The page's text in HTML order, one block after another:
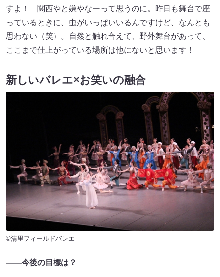
すよ！ 関西やと嫌やなーって思うのに。昨日も舞台で座
っているときに、虫がいっぱいいるんですけど、なんとも
思わない（笑）。自然と触れ合えて、野外舞台があって、
ここまで仕上がっている場所は他にないと思います！
新しいバレエ×お笑いの融合
©清里フィールドバレエ
――今後の目標は？